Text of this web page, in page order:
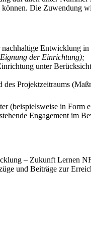
Die Zuwendung
Entwicklung
der Einrichtung);
unter
Projektzeitraums
in
Engagement
– Zukunft Lernen
und Beiträge zur